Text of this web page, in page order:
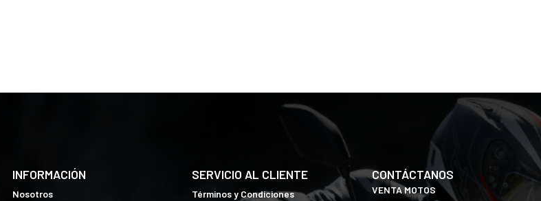
INFORMACIÓN
Nosotros
SERVICIO AL CLIENTE
Términos y Condiciones
CONTÁCTANOS
VENTA MOTOS